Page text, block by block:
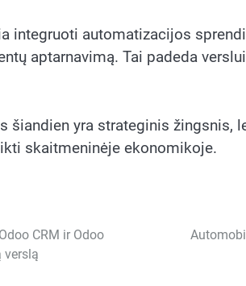
integruoti automatizacijos
aptarnavimą. Tai padeda
šiandien yra strateginis
skaitmeninėje ekonomikoje.
CRM ir Odoo
verslą